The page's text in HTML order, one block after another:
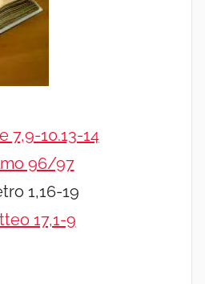
7,9-10.13-14
96/97
1,16-19
17,1-9